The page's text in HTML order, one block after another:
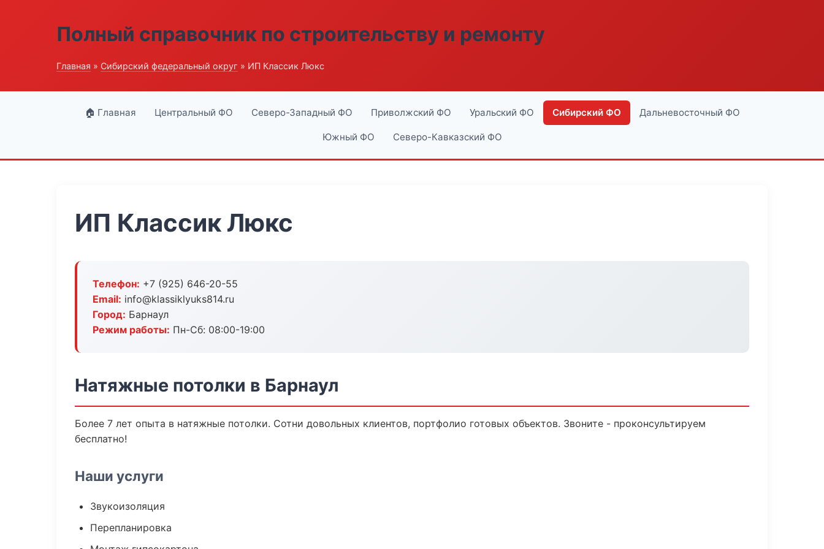
Полный справочник по строительству и ремонту
Главная » Сибирский федеральный округ » ИП Классик Люкс
🏠 Главная Центральный ФО Северо-Западный ФО Приволжский ФО Уральский ФО Сибирский ФО Дальневосточный ФО
Южный ФО Северо-Кавказский ФО
ИП Классик Люкс
Телефон: +7 (925) 646-20-55
Email: info@klassiklyuks814.ru
Город: Барнаул
Режим работы: Пн-Сб: 08:00-19:00
Натяжные потолки в Барнаул
Более 7 лет опыта в натяжные потолки. Сотни довольных клиентов, портфолио готовых объектов. Звоните - проконсультируем
бесплатно!
Наши услуги
Звукоизоляция
Перепланировка